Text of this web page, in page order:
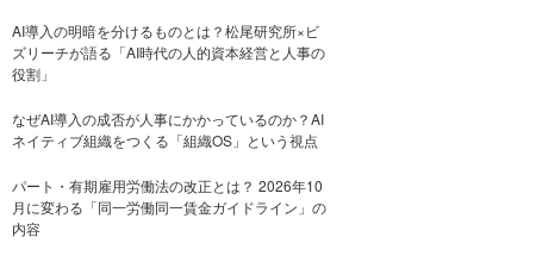
AI導入の明暗を分けるものとは？松尾研究所×ビ
ズリーチが語る「AI時代の人的資本経営と人事の
役割」
なぜAI導入の成否が人事にかかっているのか？AI
ネイティブ組織をつくる「組織OS」という視点
パート・有期雇用労働法の改正とは？ 2026年10
月に変わる「同一労働同一賃金ガイドライン」の
内容